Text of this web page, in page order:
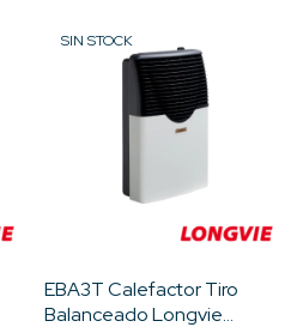
SIN STOCK
EBA3T Calefactor Tiro
Balanceado Longvie